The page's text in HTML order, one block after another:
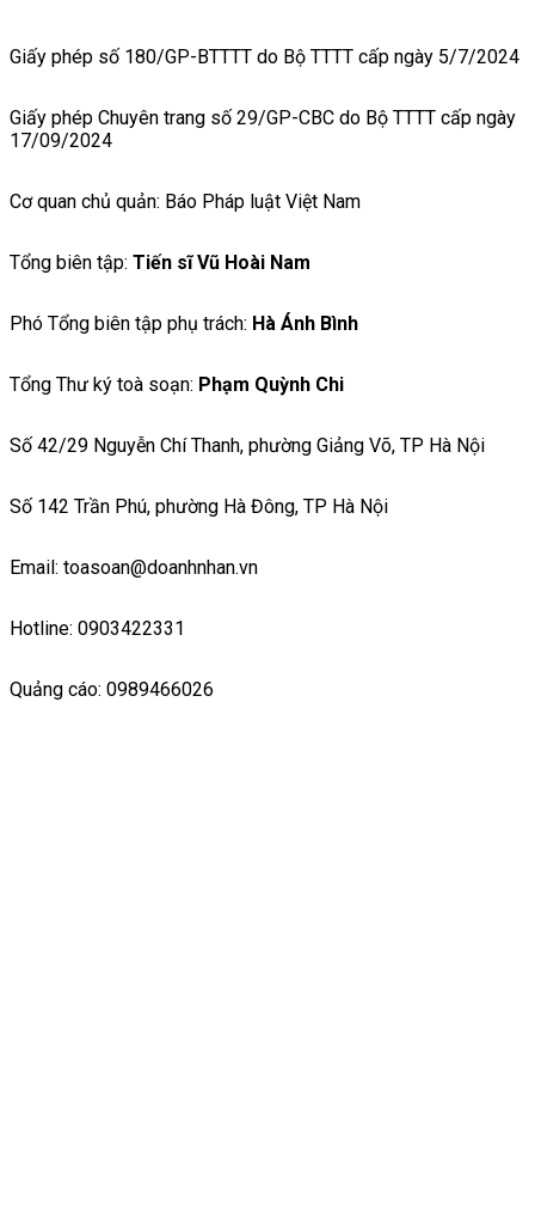
Giấy phép số 180/GP-BTTTT do Bộ TTTT cấp ngày 5/7/2024
Giấy phép Chuyên trang số 29/GP-CBC do Bộ TTTT cấp ngày
17/09/2024
Cơ quan chủ quản: Báo Pháp luật Việt Nam
Tổng biên tập: Tiến sĩ Vũ Hoài Nam
Phó Tổng biên tập phụ trách: Hà Ánh Bình
Tổng Thư ký toà soạn: Phạm Quỳnh Chi
Số 42/29 Nguyễn Chí Thanh, phường Giảng Võ, TP Hà Nội
Số 142 Trần Phú, phường Hà Đông, TP Hà Nội
Email: toasoan@doanhnhan.vn
Hotline: 0903422331
Quảng cáo: 0989466026